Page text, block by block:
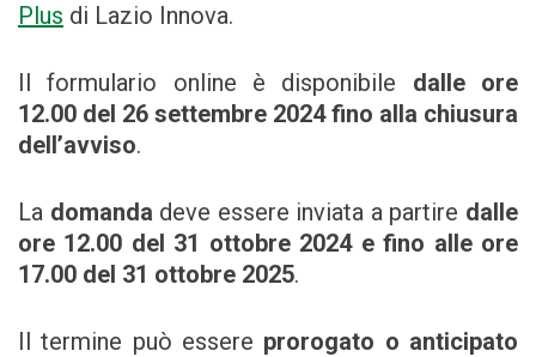
Plus di Lazio Innova.
Il formulario online è disponibile dalle ore
12.00 del 26 settembre 2024 fino alla chiusura
dell’avviso.
La domanda deve essere inviata a partire dalle
ore 12.00 del 31 ottobre 2024 e fino alle ore
17.00 del 31 ottobre 2025.
Il termine può essere prorogato o anticipato